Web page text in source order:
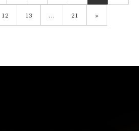
12 13 … 21 »